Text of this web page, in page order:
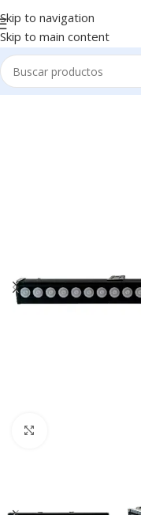
Skip to navigation
Skip to main content
Inicio Iluminación Barras